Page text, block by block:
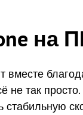
на
вместе
так